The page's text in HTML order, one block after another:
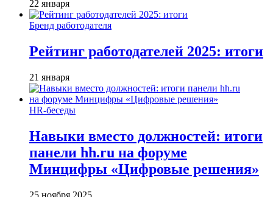
22 января
Бренд работодателя
Рейтинг работодателей 2025: итоги
21 января
HR-беседы
Навыки вместо должностей: итоги
панели hh.ru на форуме
Минцифры «Цифровые решения»
25 ноября 2025